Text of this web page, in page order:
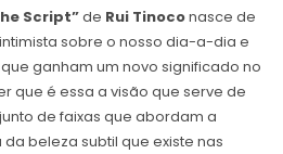
Script”de Rui Tinoconasce de
sobre o nosso dia-a-dia e
ganham um novo significado no
que é essa a visão que serve de
de faixas que abordam a
beleza subtil que existe nas